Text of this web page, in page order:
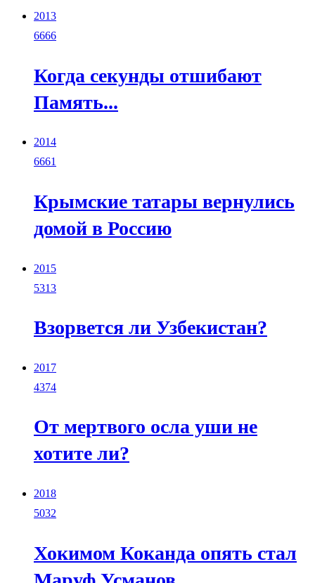
2013
6666
Когда секунды отшибают
Память...
2014
6661
Крымские татары вернулись
домой в Россию
2015
5313
Взорвется ли Узбекистан?
2017
4374
От мертвого осла уши не
хотите ли?
2018
5032
Хокимом Коканда опять стал